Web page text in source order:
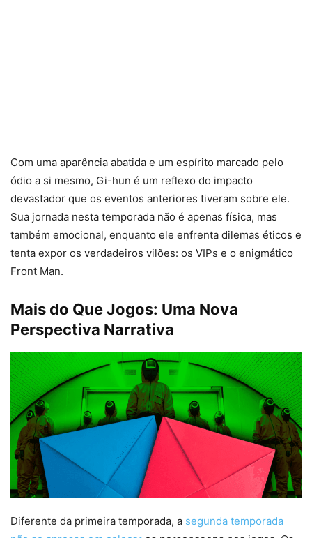
Com uma aparência abatida e um espírito marcado pelo
ódio a si mesmo, Gi-hun é um reflexo do impacto
devastador que os eventos anteriores tiveram sobre ele.
Sua jornada nesta temporada não é apenas física, mas
também emocional, enquanto ele enfrenta dilemas éticos e
tenta expor os verdadeiros vilões: os VIPs e o enigmático
Front Man.
Mais do Que Jogos: Uma Nova
Perspectiva Narrativa
Diferente da primeira temporada, a segunda temporada